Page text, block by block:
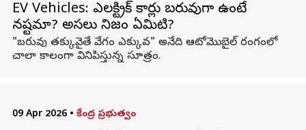
EV Vehicles: ఎలక్ట్రిక్ కార్లు బరువుగా ఉంటే
నష్టమా? అసలు నిజం ఏమిటి?
"బరువు తక్కువైతే వేగం ఎక్కువ" అనేది ఆటోమొబైల్ రంగంలో
చాలా కాలంగా వినిపిస్తున్న సూత్రం.
09 Apr 2026 • కేంద్ర ప్రభుత్వం